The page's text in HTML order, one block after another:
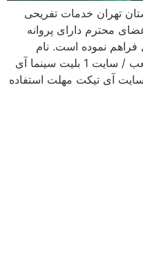
تهران خدمات تفریحی
محترم دارای پروانه
نموده است. نام
مجموعه نحوه دریافت توضیحات شعب / سایت 1 بلیت سینما آی
سینما از سایت آی تیکت مهلت استفاده